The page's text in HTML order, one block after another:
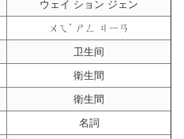
ウェイ ション ジェン
ㄨㄟˋ ㄕㄥ ㄐㄧㄢ
卫生间
衛生間
衛生間
名詞